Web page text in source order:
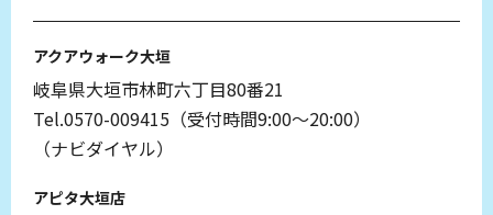
アクアウォーク大垣
岐阜県大垣市林町六丁目80番21
Tel.0570-009415（受付時間9:00～20:00）
（ナビダイヤル）
アピタ大垣店